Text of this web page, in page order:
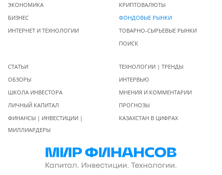
ЭКОНОМИКА
БИЗНЕС
ИНТЕРНЕТ И ТЕХНОЛОГИИ
КРИПТОВАЛЮТЫ
ФОНДОВЫЕ РЫНКИ
ТОВАРНО-СЫРЬЕВЫЕ РЫНКИ
ПОИСК
СТАТЬИ
ОБЗОРЫ
ШКОЛА ИНВЕСТОРА
ЛИЧНЫЙ КАПИТАЛ
ФИНАНСЫ | ИНВЕСТИЦИИ |
МИЛЛИАРДЕРЫ
ТЕХНОЛОГИИ | ТРЕНДЫ
ИНТЕРВЬЮ
МНЕНИЯ И КОММЕНТАРИИ
ПРОГНОЗЫ
КАЗАХСТАН В ЦИФРАХ